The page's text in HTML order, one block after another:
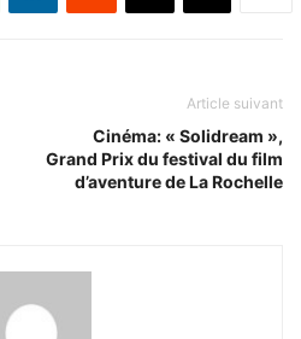
Article suivant
Cinéma: « Solidream »,
Grand Prix du festival du film
d’aventure de La Rochelle